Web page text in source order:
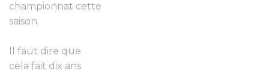
championnat cette
saison.
Il faut dire que
cela fait dix ans